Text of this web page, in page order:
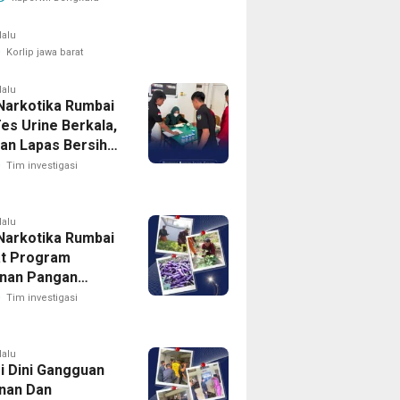
Korlip jawa barat
Rumbai
Urine Berkala,
Lapas Bersih
Tim investigasi
Rumbai
Program
Pangan
Memanen
Tim investigasi
Dini Gangguan
Dan